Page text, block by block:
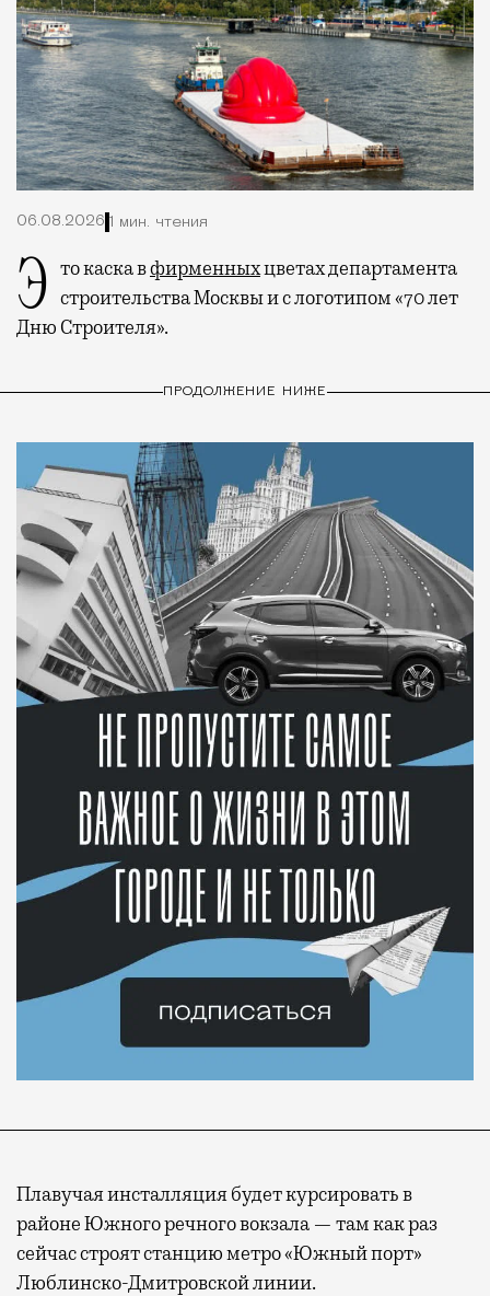
06.08.2026 1 мин. чтения
Это каска вфирменныхцветах департамента
строительства Москвы и с логотипом «70 лет
Дню Строителя».
ПРОДОЛЖЕНИЕ НИЖЕ
Плавучая инсталляция будет курсировать в
районе Южного речного вокзала — там как раз
сейчас строят станцию метро «Южный порт»
Люблинско-Дмитровской линии.